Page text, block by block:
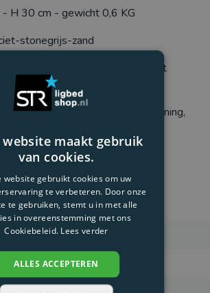
H 30 cm - gewicht 0,6 KG
stonegrijs-zand
60cm hoog of 160cm hoogte met
of RGB.
met stekker, afstandsbediening,
5-6 uur oplaadtijd, 5 modes
IP44, polyethylene
8 seasons design
Antraciet
32585L
website maakt gebruik
van cookies.
website gebruikt cookies om uw
te verbeteren. Door onze
te gebruiken, stemt u in met alle
in overeenstemming met ons
Cookiebeleid. Lees verder
ALLES ACCEPTEREN